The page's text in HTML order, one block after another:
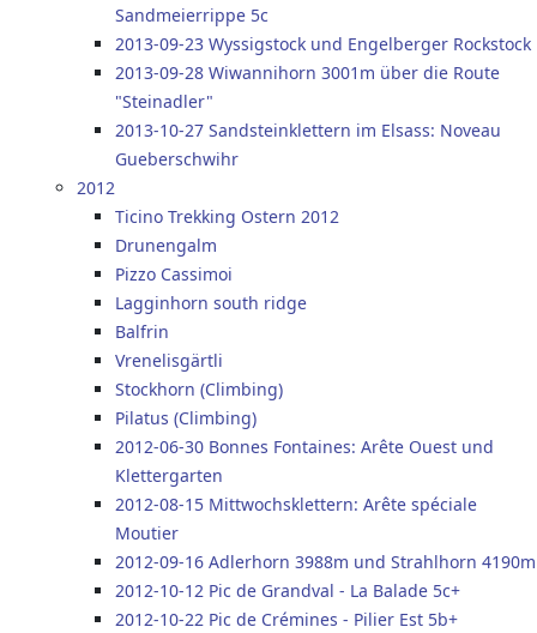
Sandmeierrippe 5c
2013-09-23 Wyssigstock und Engelberger Rockstock
2013-09-28 Wiwannihorn 3001m über die Route
"Steinadler"
2013-10-27 Sandsteinklettern im Elsass: Noveau
Gueberschwihr
2012
Ticino Trekking Ostern 2012
Drunengalm
Pizzo Cassimoi
Lagginhorn south ridge
Balfrin
Vrenelisgärtli
Stockhorn (Climbing)
Pilatus (Climbing)
2012-06-30 Bonnes Fontaines: Arête Ouest und
Klettergarten
2012-08-15 Mittwochsklettern: Arête spéciale
Moutier
2012-09-16 Adlerhorn 3988m und Strahlhorn 4190m
2012-10-12 Pic de Grandval - La Balade 5c+
2012-10-22 Pic de Crémines - Pilier Est 5b+